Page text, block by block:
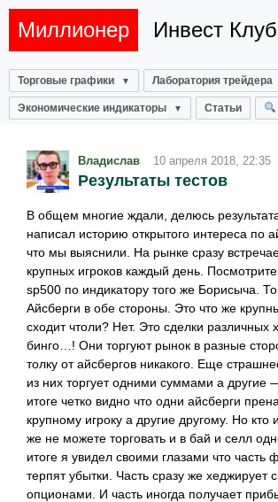
Миллионер Инвест Клуб
Торговые графики Лаборатория трейдера
Экономические индикаторы Статьи
Владислав 10 апреля 2018, 22:35
Результаты тестов
В общем многие ждали, делюсь
написал историю открытого интереса по
что мы выяснили. На рынке сразу
крупных игроков каждый день.
sp500 по индикатору того же Борисыча. То
Айсберги в обе стороны. Это что же
сходит чтоли? Нет. Это сделки различных
бинго…! Они торгуют рынок в разные
толку от айсбергов никакого. Еще
из них торгует одними суммами а другие
итоге четко видно что одни айсберги
крупному игроку а другие другому. Но кто
же не можете торговать и в бай и селл
итоге я увидел своими глазами что часть
терпят убытки. Часть сразу же хеджирует
опционами. И часть иногда получает